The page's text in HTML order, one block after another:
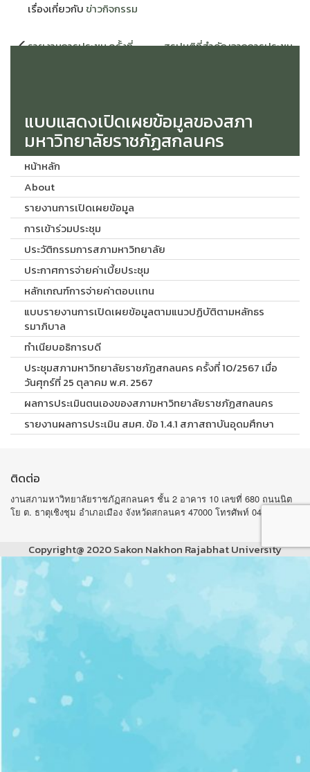
เรื่องเกี่ยวกับ ข่าวกิจกรรม
แนะแนว
รายงานการประชุม ครั้งที่
สรุปมติที่สำคัญจากการประชุม
แบบแสดงเปิดเผยข้อมูลของสภา
มหาวิทยาลัยราชภัฏสกลนคร
หน้าหลัก
About
รายงานการเปิดเผยข้อมูล
การเข้าร่วมประชุม
ประวัติกรรมการสภามหาวิทยาลัย
ประกาศการจ่ายค่าเบี้ยประชุม
หลักเกณฑ์การจ่ายค่าตอบเเทน
แบบรายงานการเปิดเผยข้อมูลตามแนวปฏิบัติตามหลักธร
รมาภิบาล
ทำเนียบอธิการบดี
ประชุมสภามหาวิทยาลัยราชภัฏสกลนคร ครั้งที่ 10/2567 เมื่อ
วันศุกร์ที่ 25 ตุลาคม พ.ศ. 2567
ผลการประเมินตนเองของสภามหาวิทยาลัยราชภัฏสกลนคร
รายงานผลการประเมิน สมศ. ข้อ 1.4.1 สภาสถาบันอุดมศึกษา
ติดต่อ
งานสภามหาวิทยาลัยราชภัฏสกลนคร ชั้น 2 อาคาร 10 เลขที่ 680 ถนนนิต
โย ต. ธาตุเชิงชุม อำเภอเมือง จังหวัดสกลนคร 47000 โทรศัพท์ 042-970105
Copyright@ 2020 Sakon Nakhon Rajabhat University